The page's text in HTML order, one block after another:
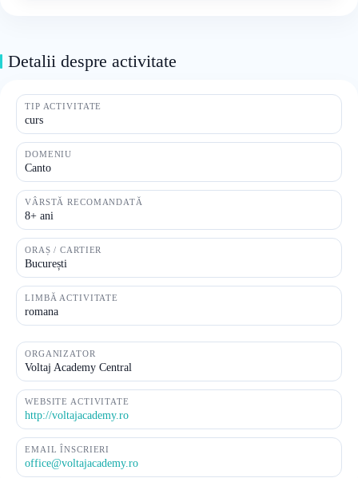
Detalii despre activitate
TIP ACTIVITATE
curs
DOMENIU
Canto
VÂRSTĂ RECOMANDATĂ
8+ ani
ORAȘ / CARTIER
București
LIMBĂ ACTIVITATE
romana
ORGANIZATOR
Voltaj Academy Central
WEBSITE ACTIVITATE
http://voltajacademy.ro
EMAIL ÎNSCRIERI
office@voltajacademy.ro